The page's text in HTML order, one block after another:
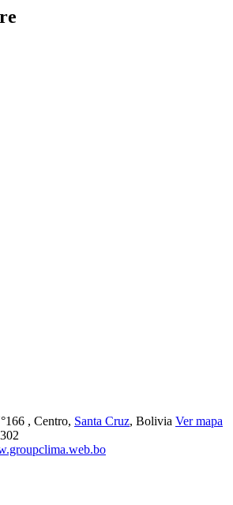
, Centro, Santa Cruz, Bolivia Ver mapa